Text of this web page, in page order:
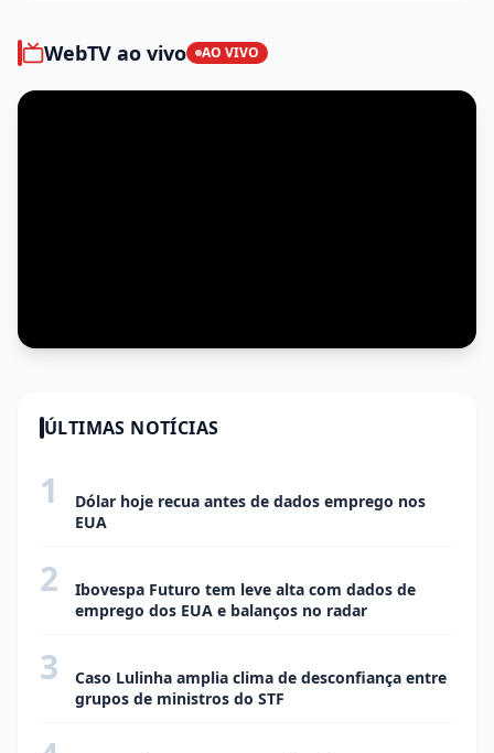
WebTV ao vivo AO VIVO
ÚLTIMAS NOTÍCIAS
1
Dólar hoje recua antes de dados emprego nos
EUA
2
Ibovespa Futuro tem leve alta com dados de
emprego dos EUA e balanços no radar
3
Caso Lulinha amplia clima de desconfiança entre
grupos de ministros do STF